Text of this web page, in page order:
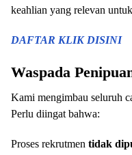
keahlian yang relevan
DAFTAR KLIK DISINI
Waspada
Kami mengimbau seluruh
Perlu diingat bahwa:
Proses rekrutmen tidak